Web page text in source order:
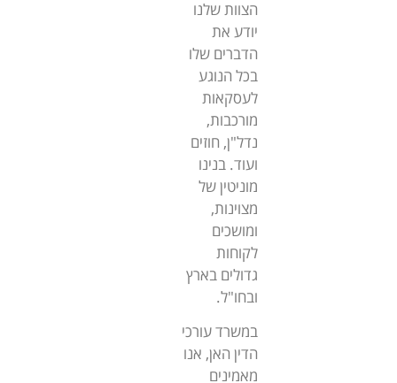
הצוות שלנו
יודע את
הדברים שלו
בכל הנוגע
לעסקאות
מורכבות,
נדל"ן, חוזים
ועוד. בנינו
מוניטין של
מצוינות,
ומושכים
לקוחות
גדולים בארץ
ובחו"ל.
במשרד עורכי
הדין האן, אנו
מאמינים